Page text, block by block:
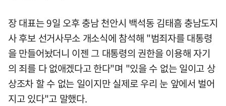
장 대표는 9일 오후 충남 천안시 백석동 김태흠 충남도지
사 후보 선거사무소 개소식에 참석해 "범죄자를 대통령
을 만들어놨더니 이젠 그 대통령의 권한을 이용해 자기
의 죄를 다 없애겠다고 한다"며 "있을 수 없는 일이고 상
상조차 할 수 없는 일이지만 실제로 우리 눈 앞에서 벌어
지고 있다"고 말했다.